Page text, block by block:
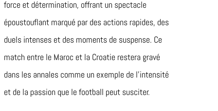
force et détermination, offrant un spectacle
époustouflant marqué par des actions rapides, des
duels intenses et des moments de suspense. Ce
match entre le Maroc et la Croatie restera gravé
dans les annales comme un exemple de l’intensité
et de la passion que le football peut susciter.